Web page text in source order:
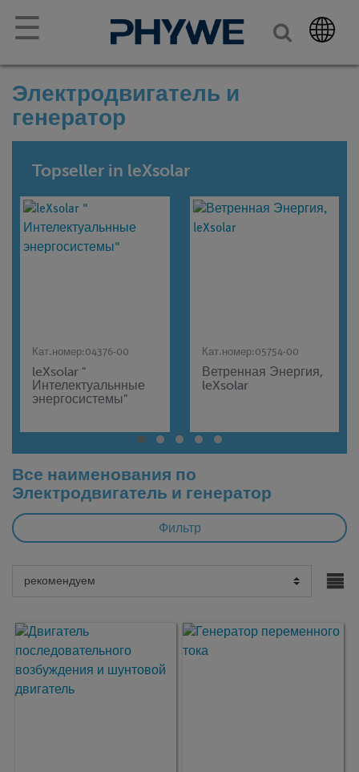
☰
Электродвигатель и
генератор
Topseller in leXsolar
Кат.номер:04376-00
leXsolar "
Интелектуальнные
энергосистемы"
Кат.номер:05754-00
Ветренная Энергия,
leXsolar
Все наименования по
Электродвигатель и генератор
Фильтр